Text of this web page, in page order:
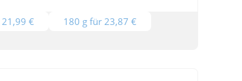
€
180 g für 23,87 €